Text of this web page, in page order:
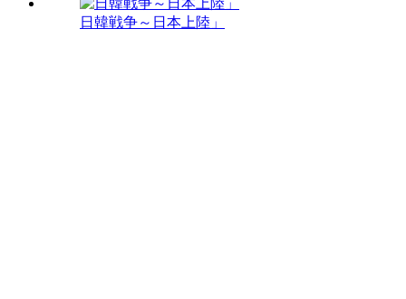
日韓戦争～日本上陸」